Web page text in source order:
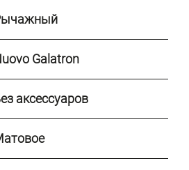
Galatron
аксессуаров